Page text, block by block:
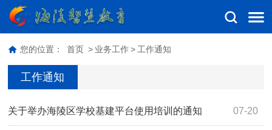
您的位置： 首页 > 业务工作 > 工作通知
工作通知
07-20
关于举办海陵区学校基建平台使用培训的通知